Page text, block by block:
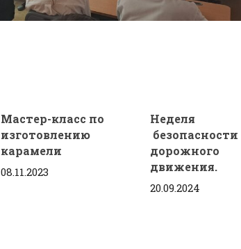
Мастер-класс по
изготовлению
карамели
08.11.2023
Неделя
безопасности
дорожного
движения.
20.09.2024